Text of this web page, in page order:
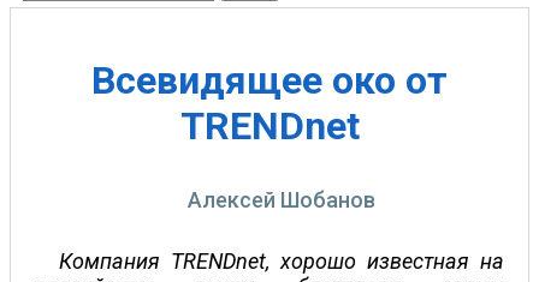
Всевидящее око от
TRENDnet
Алексей Шобанов
Компания TRENDnet, хорошо известная на